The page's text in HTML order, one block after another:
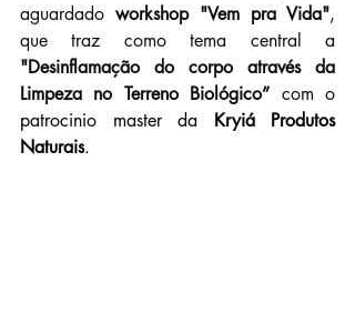
aguardado workshop "Vem pra Vida",
"Desinflamação do corpo através da
Limpeza no Terreno Biológico”
patrocinio master da Kryiá Produtos
Naturais.